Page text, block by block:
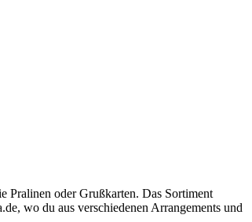
Pralinen oder Grußkarten. Das Sortiment
wo du aus verschiedenen Arrangements und